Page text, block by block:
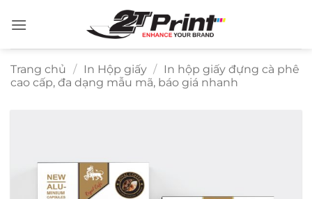
qua
Trang chủ / In Hộp giấy / In hộp giấy đựng cà phê
cao cấp, đa dạng mẫu mã, báo giá nhanh